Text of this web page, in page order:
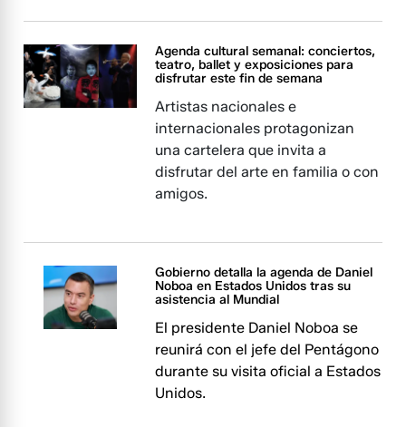
Agenda cultural semanal: conciertos,
teatro, ballet y exposiciones para
disfrutar este fin de semana
Artistas nacionales e
internacionales protagonizan
una cartelera que invita a
disfrutar del arte en familia o con
amigos.
Gobierno detalla la agenda de Daniel
Noboa en Estados Unidos tras su
asistencia al Mundial
El presidente Daniel Noboa se
reunirá con el jefe del Pentágono
durante su visita oficial a Estados
Unidos.